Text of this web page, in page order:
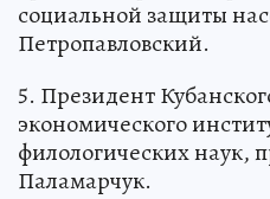
социальной защиты
Петропавловский.
5. Президент
экономического
филологических наук,
Паламарчук.